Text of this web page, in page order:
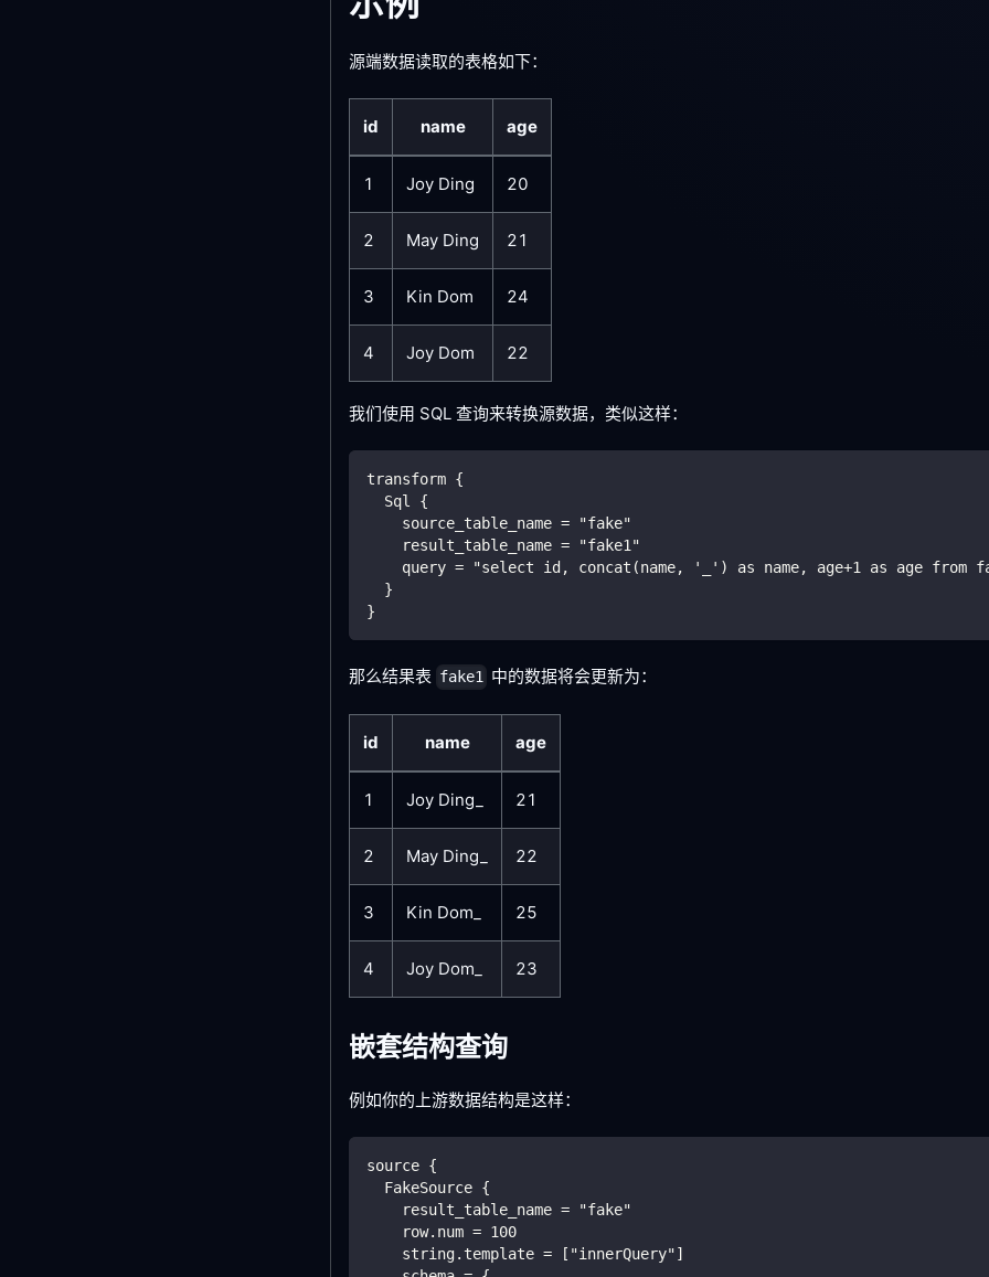
源端数据读取的表格如下：
id name age
1 Joy Ding 20
2 May Ding 21
3 Kin Dom 24
4 Joy Dom 22
我们使用 SQL 查询来转换源数据，类似这样：
transform {
  Sql {
    source_table_name = "fake"
    result_table_name = "fake1"
query = "select id, concat(name, '_') as name, age+1 as age from
  }
}
那么结果表 fake1 中的数据将会更新为：
id name age
1 Joy Ding_ 21
2 May Ding_ 22
3 Kin Dom_ 25
4 Joy Dom_ 23
嵌套结构查询
例如你的上游数据结构是这样：
source {
  FakeSource {
    result_table_name = "fake"
    row.num = 100
    string.template = ["innerQuery"]